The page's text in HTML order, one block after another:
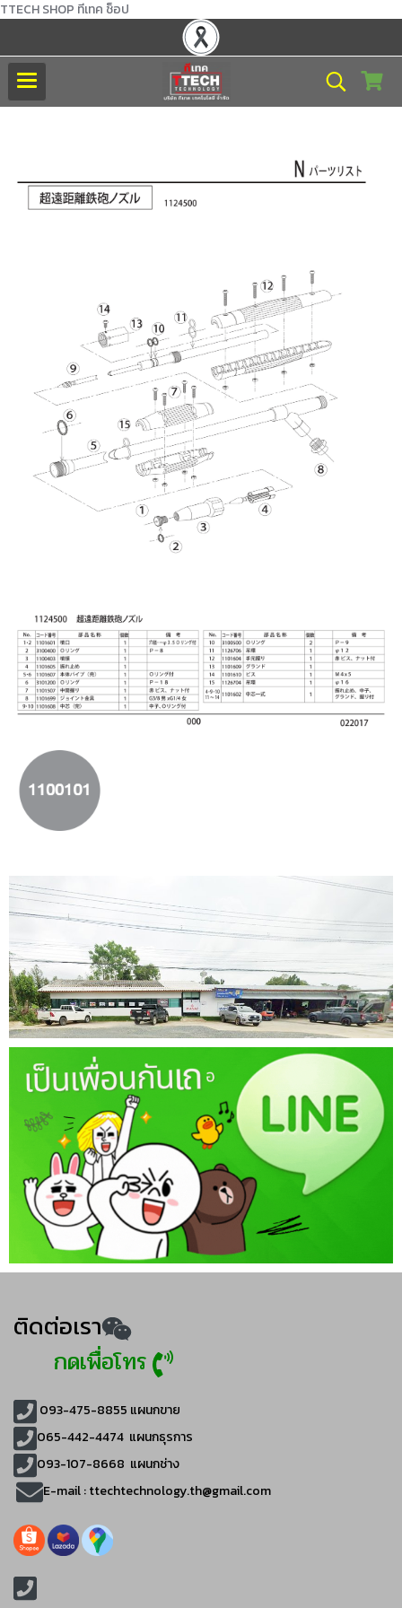
TTECH SHOP ทีเทค ช็อป
ติดต่อเรา
กดเพื่อโทร
093-475-8855 แผนกขาย
065-442-4474 แผนกธุรการ
093-107-8668 แผนกช่าง
E-mail :ttechtechnology.th@gmail.com